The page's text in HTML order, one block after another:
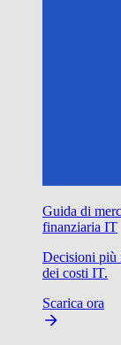
Guida di
finanziaria IT
Decisioni più
dei costi IT.
Scarica ora